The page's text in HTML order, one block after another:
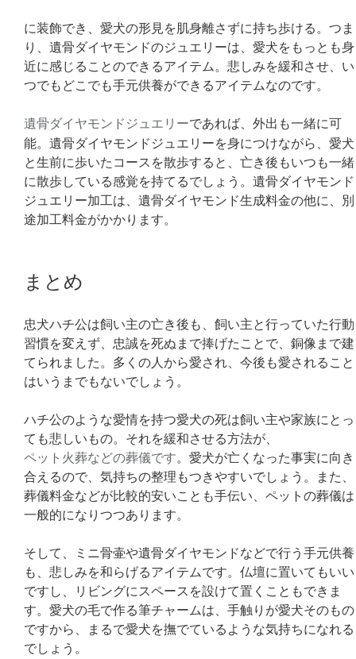
に装飾でき、愛犬の形見を肌身離さずに持ち歩ける。つま
り、遺骨ダイヤモンドのジュエリーは、愛犬をもっとも身
近に感じることのできるアイテム。悲しみを緩和させ、い
つでもどこでも手元供養ができるアイテムなのです。
遺骨ダイヤモンドジュエリーであれば、外出も一緒に可
能。遺骨ダイヤモンドジュエリーを身につけながら、愛犬
と生前に歩いたコースを散歩すると、亡き後もいつも一緒
に散歩している感覚を持てるでしょう。遺骨ダイヤモンド
ジュエリー加工は、遺骨ダイヤモンド生成料金の他に、別
途加工料金がかかります。
まとめ
忠犬ハチ公は飼い主の亡き後も、飼い主と行っていた行動
習慣を変えず、忠誠を死ぬまで捧げたことで、銅像まで建
てられました。多くの人から愛され、今後も愛されること
はいうまでもないでしょう。
ハチ公のような愛情を持つ愛犬の死は飼い主や家族にとっ
ても悲しいもの。それを緩和させる方法が、
ペット火葬などの葬儀です。愛犬が亡くなった事実に向き
合えるので、気持ちの整理もつきやすいでしょう。また、
葬儀料金などが比較的安いことも手伝い、ペットの葬儀は
一般的になりつつあります。
そして、ミニ骨壷や遺骨ダイヤモンドなどで行う手元供養
も、悲しみを和らげるアイテムです。仏壇に置いてもいい
ですし、リビングにスペースを設けて置くこともできま
す。愛犬の毛で作る筆チャームは、手触りが愛犬そのもの
ですから、まるで愛犬を撫でているような気持ちになれる
でしょう。